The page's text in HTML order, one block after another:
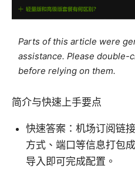
Parts of this article were
assistance. Please double-
before relying on them.
简介与快速上手要点
快速答案：机场订阅链
方式、端口等信息打包
导入即可完成配置。